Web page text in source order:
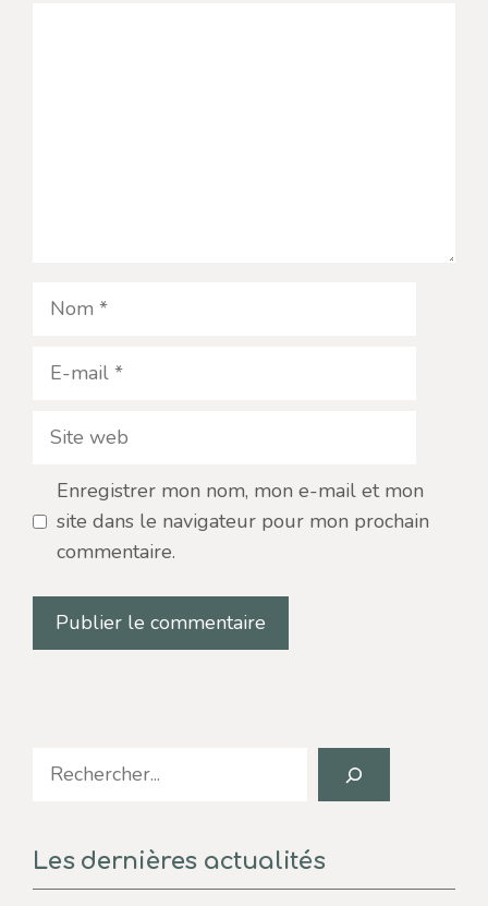
Nom
E-
Site
Enregistrer mon nom, mon e-mail et mon
site dans le navigateur pour mon prochain
commentaire.
Search
Les dernières actualités